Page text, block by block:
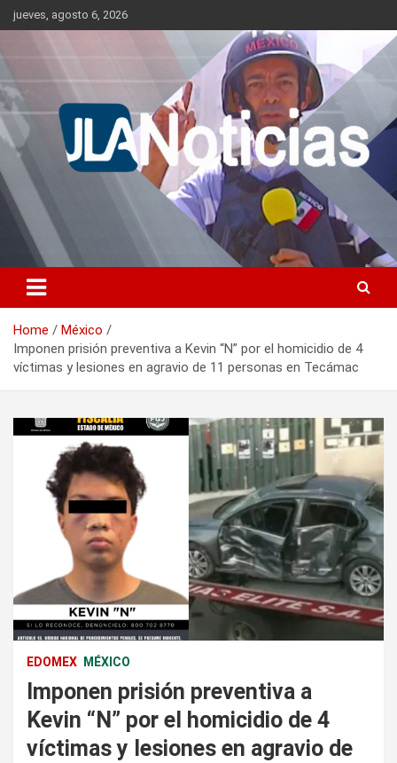
Skip
to
jueves, agosto 6, 2026
Jlanoticias
Información relevante en tiempo real.
Home
México
Imponen prisión preventiva a Kevin “N” por el homicidio de 4
víctimas y lesiones en agravio de 11 personas en Tecámac
EDOMEX MÉXICO
Imponen prisión preventiva a
Kevin “N” por el homicidio de 4
víctimas y lesiones en agravio de